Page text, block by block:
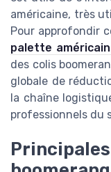
américaine, très
Pour approfondir
palette
des colis
globale de
la chaîne
professionnels du